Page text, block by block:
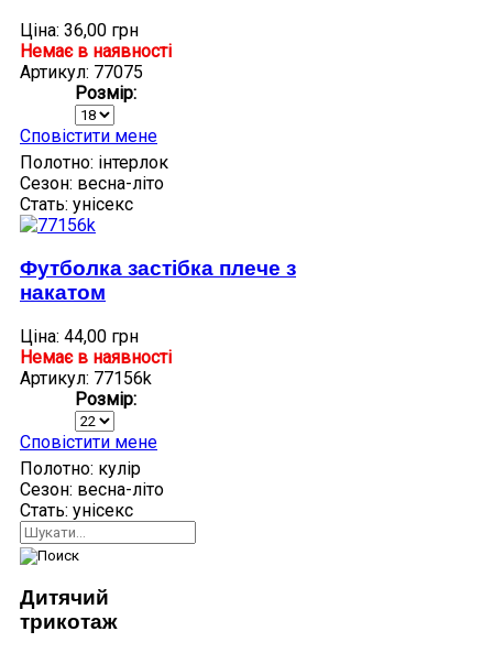
Ціна: 36,00 грн
Немає в наявності
Артикул: 77075
Розмір:
Сповістити мене
Полотно: інтерлок
Сезон: весна-літо
Стать: унісекс
Футболка застібка плече з
накатом
Ціна: 44,00 грн
Немає в наявності
Артикул: 77156k
Розмір:
Сповістити мене
Полотно: кулір
Сезон: весна-літо
Стать: унісекс
Дитячий
трикотаж